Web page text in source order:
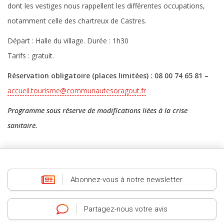
dont les vestiges nous rappellent les différentes occupations,
notamment celle des chartreux de Castres.
Départ : Halle du village. Durée : 1h30
Tarifs : gratuit.
Réservation obligatoire (places limitées) : 08 00 74 65 81 –
accueil.tourisme@communautesoragout.fr
Programme sous réserve de modifications liées à la crise
sanitaire.
Abonnez-vous à notre newsletter
Partagez-nous votre avis